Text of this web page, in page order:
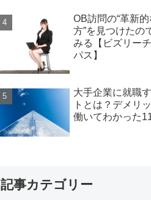
OB訪問の“革新的
方”を見つけたの
みる【ビズリー
パス】
大手企業に就職
トとは？デメリ
働いてわかった
記事カテゴリー